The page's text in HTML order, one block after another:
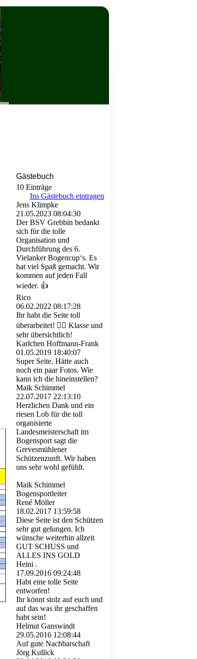
Gästebuch
10 Einträge
Ins Gästebuch eintragen
Jens Klimpke
21.05.2023 08:04:30
Der BSV Grebbin bedankt
sich für die tolle
Organisation und
Durchführung des 6.
Vielanker Bogencup‘s. Es
hat viel Spaß gemacht. Wir
kommen auf jeden Fall
wieder. 👍
Rico
06.02.2022 08:17:28
Ihr habt die Seite toll
überarbeitet! 👍🏼 Klasse und
sehr übersichtlich!
Karlchen Hoffmann-Frank
01.05.2019 18:40:07
Super Seite. Hätte auch
noch ein paar Fotos. Wie
kann ich die hineinstellen?
Maik Schimmel
22.07.2017 22:13:10
Herzlichen Dank und ein
riesen Lob für die toll
organisierte
Landesmeisterschaft im
Bogensport sagt die
Grevesmühlener
Schützenzunft. Wir haben
uns sehr wohl gefühlt.
Maik Schimmel
Bogensportleiter
René Möller
18.02.2017 13:59:58
Diese Seite ist den Schützen
sehr gut gelungen. Ich
wünsche weiterhin allzeit
GUT SCHUSS und
ALLES INS GOLD
Heini .
17.09.2016 09:24:48
Habt eine tolle Seite
entworfen!
Ihr könnt stolz auf euch und
auf das was ihr geschaffen
habt sein!
Helmut Ganswindt
29.05.2016 12:08:44
Auf gute Nachbarschaft
Jörg Kullick